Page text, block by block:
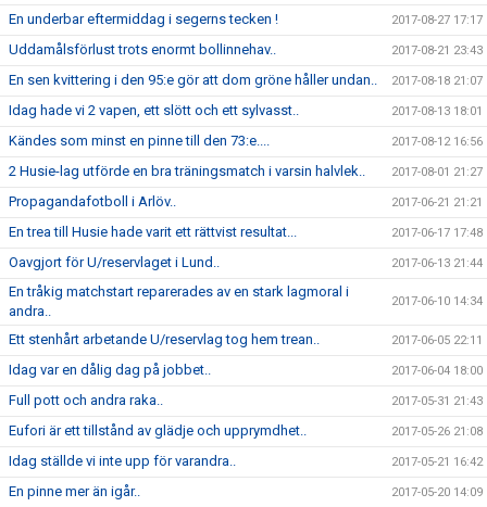
En underbar eftermiddag i segerns tecken ! 2017-08-27 17:17
Uddamålsförlust trots enormt bollinnehav.. 2017-08-21 23:43
En sen kvittering i den 95:e gör att dom gröne håller undan.. 2017-08-18 21:07
Idag hade vi 2 vapen, ett slött och ett sylvasst.. 2017-08-13 18:01
Kändes som minst en pinne till den 73:e.... 2017-08-12 16:56
2 Husie-lag utförde en bra träningsmatch i varsin halvlek.. 2017-08-01 21:27
Propagandafotboll i Arlöv.. 2017-06-21 21:21
En trea till Husie hade varit ett rättvist resultat... 2017-06-17 17:48
Oavgjort för U/reservlaget i Lund.. 2017-06-13 21:44
En tråkig matchstart reparerades av en stark lagmoral i
andra..
2017-06-10 14:34
Ett stenhårt arbetande U/reservlag tog hem trean.. 2017-06-05 22:11
Idag var en dålig dag på jobbet.. 2017-06-04 18:00
Full pott och andra raka.. 2017-05-31 21:43
Eufori är ett tillstånd av glädje och upprymdhet.. 2017-05-26 21:08
Idag ställde vi inte upp för varandra.. 2017-05-21 16:42
En pinne mer än igår.. 2017-05-20 14:09